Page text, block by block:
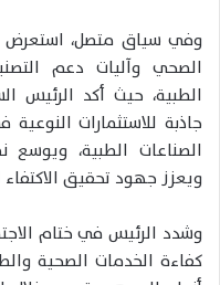
وفي سياق متصل، استعرض
الصحي وآليات دعم
الطبية، حيث أكد الرئيس
جاذبة للاستثمارات
الصناعات الطبية، ويوسع
ويعزز جهود تحقيق الاكتفاء
وشدد الرئيس في ختام
كفاءة الخدمات الصحية